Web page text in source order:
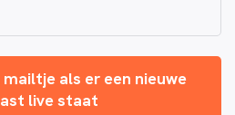
als er een nieuwe
live staat